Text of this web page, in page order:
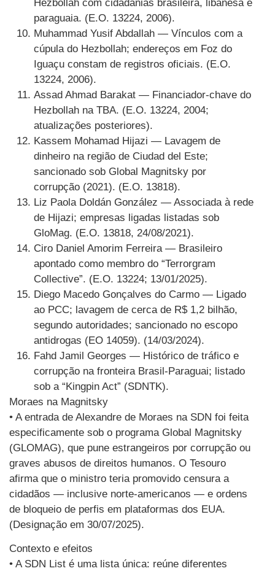
Hezbollah com cidadanias brasileira, libanesa e
paraguaia. (E.O. 13224, 2006).
Muhammad Yusif Abdallah — Vínculos com a
cúpula do Hezbollah; endereços em Foz do
Iguaçu constam de registros oficiais. (E.O.
13224, 2006).
Assad Ahmad Barakat — Financiador-chave do
Hezbollah na TBA. (E.O. 13224, 2004;
atualizações posteriores).
Kassem Mohamad Hijazi — Lavagem de
dinheiro na região de Ciudad del Este;
sancionado sob Global Magnitsky por
corrupção (2021). (E.O. 13818).
Liz Paola Doldán González — Associada à rede
de Hijazi; empresas ligadas listadas sob
GloMag. (E.O. 13818, 24/08/2021).
Ciro Daniel Amorim Ferreira — Brasileiro
apontado como membro do “Terrorgram
Collective”. (E.O. 13224; 13/01/2025).
Diego Macedo Gonçalves do Carmo — Ligado
ao PCC; lavagem de cerca de R$ 1,2 bilhão,
segundo autoridades; sancionado no escopo
antidrogas (EO 14059). (14/03/2024).
Fahd Jamil Georges — Histórico de tráfico e
corrupção na fronteira Brasil-Paraguai; listado
sob a “Kingpin Act” (SDNTK).
Moraes na Magnitsky
• A entrada de Alexandre de Moraes na SDN foi feita
especificamente sob o programa Global Magnitsky
(GLOMAG), que pune estrangeiros por corrupção ou
graves abusos de direitos humanos. O Tesouro
afirma que o ministro teria promovido censura a
cidadãos — inclusive norte-americanos — e ordens
de bloqueio de perfis em plataformas dos EUA.
(Designação em 30/07/2025).
Contexto e efeitos
• A SDN List é uma lista única: reúne diferentes